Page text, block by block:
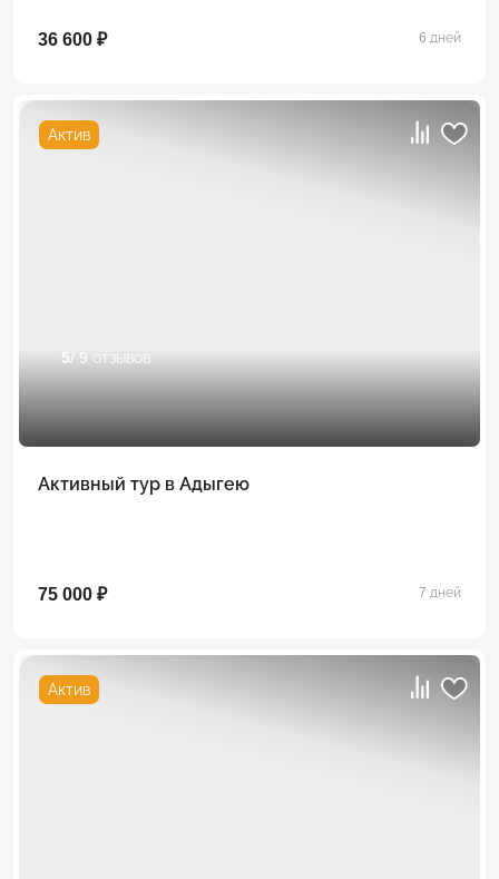
36 600 ₽ 6 дней
Актив
5/ 9 отзывов
Активный тур в Адыгею
75 000 ₽ 7 дней
Актив